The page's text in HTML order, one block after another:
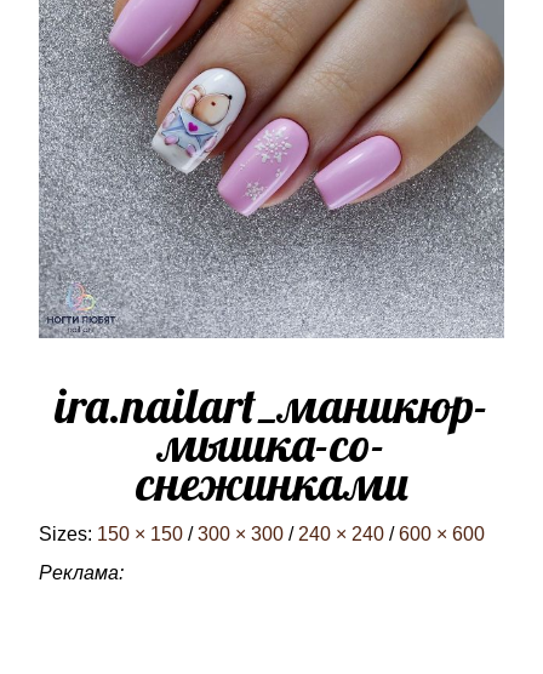
ira.nailart_маникюр-
мышка-со-
снежинками
Sizes: 150 × 150 / 300 × 300 / 240 × 240 / 600 × 600
Реклама: